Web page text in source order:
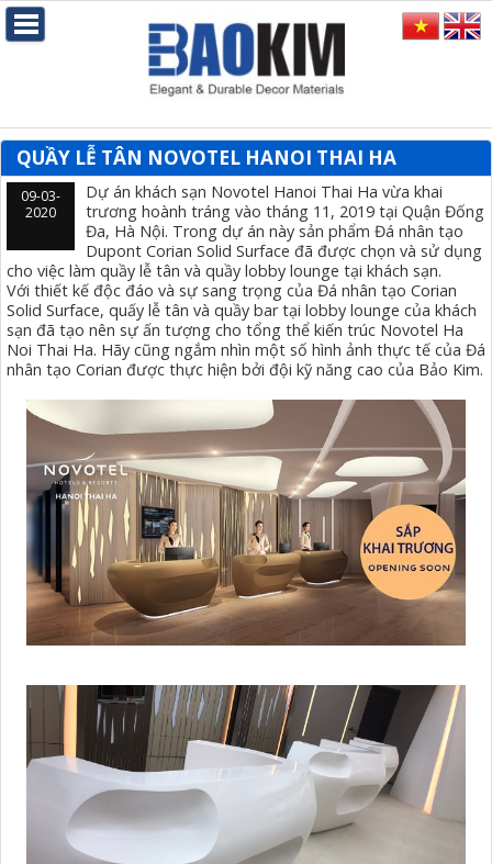
QUẦY LỄ TÂN NOVOTEL HANOI THAI HA
09-03-
2020
Dự án khách sạn Novotel Hanoi Thai Ha vừa khai
trương hoành tráng vào tháng 11, 2019 tại Quận Đống
Đa, Hà Nội. Trong dự án này sản phẩm Đá nhân tạo
Dupont Corian Solid Surface đã được chọn và sử dụng
cho việc làm quầy lễ tân và quầy lobby lounge tại khách sạn.
Với thiết kế độc đáo và sự sang trọng của Đá nhân tạo Corian
Solid Surface, quấy lễ tân và quầy bar tại lobby lounge của khách
sạn đã tạo nên sự ấn tượng cho tổng thể kiến trúc Novotel Ha
Noi Thai Ha. Hãy cũng ngắm nhìn một số hình ảnh thực tế của Đá
nhân tạo Corian được thực hiện bởi đội kỹ năng cao của Bảo Kim.